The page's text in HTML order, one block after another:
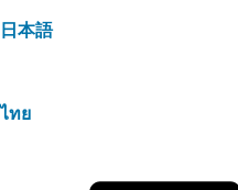
日本語
ไทย